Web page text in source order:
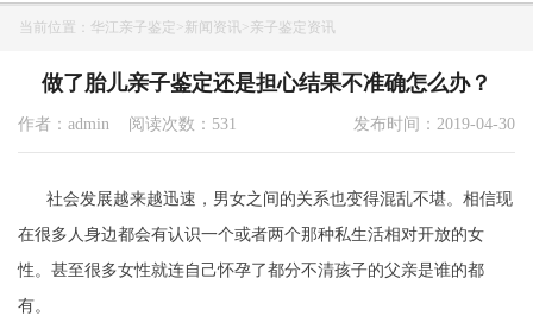
当前位置： 华江亲子鉴定 >新闻资讯 >亲子鉴定资讯
做了胎儿亲子鉴定还是担心结果不准确怎么办？
作者：admin 阅读次数：531 发布时间：2019-04-30
社会发展越来越迅速，男女之间的关系也变得混乱不堪。相信现
在很多人身边都会有认识一个或者两个那种私生活相对开放的女
性。甚至很多女性就连自己怀孕了都分不清孩子的父亲是谁的都
有。